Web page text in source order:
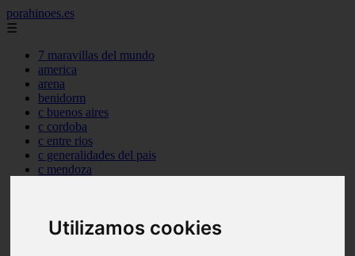
Utilizamos cookies
porahinoes.es
☰
7 maravillas del mundo
america
arena
benidorm
c buenos aires
c cordoba
c entre rios
c generalidades del pais
c mendoza
c santa fe